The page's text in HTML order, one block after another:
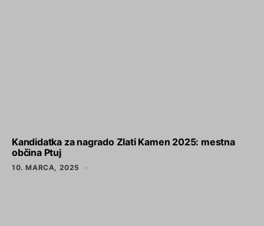
Kandidatka za nagrado Zlati Kamen 2025: mestna
občina Ptuj
10. MARCA, 2025